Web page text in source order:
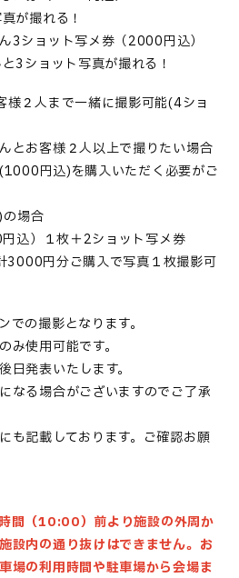
が撮れる！
3ショット写メ券（2000円込）
3ショット写真が撮れる！
２人まで一緒に撮影可能(4ショ
とお客様２人以上で撮りたい場合
円込)を購入いただく必要がご
場合
込）１枚＋2ショット写メ券
3000円分ご購入で写真１枚撮影可
の撮影となります。
使用可能です。
発表いたします。
なる場合がございますのでご了承
も記載しております。ご確認お願
間（10:00）前より施設の外周か
設内の通り抜けはできません。お
場の利用時間や駐車場から会場ま